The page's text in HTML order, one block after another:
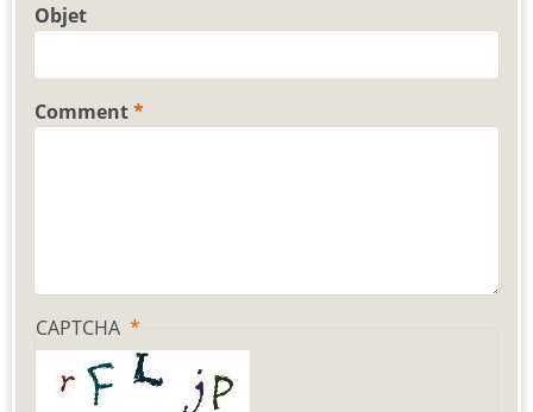
Objet
Comment
CAPTCHA